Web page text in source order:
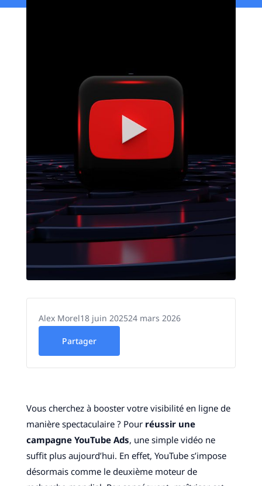
Alex Morel18 juin 202524 mars 2026
Partager
Vous cherchez à booster votre visibilité en ligne de
manière spectaculaire ? Pour réussir une
campagne YouTube Ads, une simple vidéo ne
suffit plus aujourd’hui. En effet, YouTube s’impose
désormais comme le deuxième moteur de